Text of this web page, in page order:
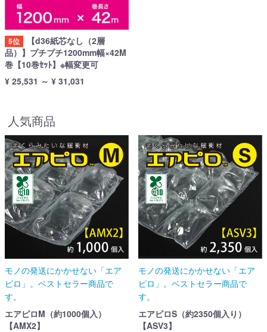
5位
【d36紙芯なし（2層
品）】プチプチ1200mm幅×42M
巻【10巻ｾｯﾄ】※幅変更可
¥ 25,531 ～ ¥ 31,031
人気商品
モノの発送にかかせない「エア
ピロ」。ベストセラー商品で
す。
エアピロM（約1000個入）
【AMX2】
モノの発送にかかせない「エア
ピロ」。ベストセラー商品で
す。
エアピロS（約2350個入り）
【ASV3】